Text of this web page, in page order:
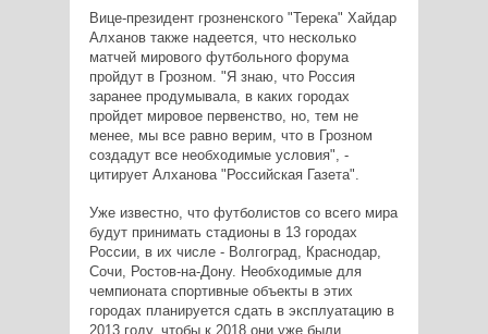
Вице-президент грозненского "Терека" Хайдар
Алханов также надеется, что несколько
матчей мирового футбольного форума
пройдут в Грозном. "Я знаю, что Россия
заранее продумывала, в каких городах
пройдет мировое первенство, но, тем не
менее, мы все равно верим, что в Грозном
создадут все необходимые условия", -
цитирует Алханова "Российская Газета".
Уже известно, что футболистов со всего мира
будут принимать стадионы в 13 городах
России, в их числе - Волгоград, Краснодар,
Сочи, Ростов-на-Дону. Необходимые для
чемпионата спортивные объекты в этих
городах планируется сдать в эксплуатацию в
2013 году, чтобы к 2018 они уже были